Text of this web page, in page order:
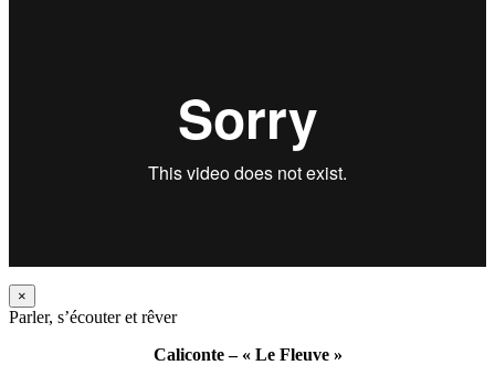
×
Parler, s’écouter et rêver
Caliconte – « Le Fleuve »